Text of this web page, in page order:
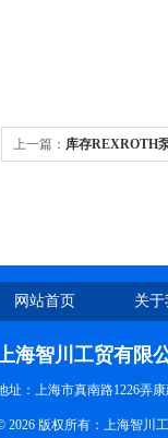
上一篇： 库存REXROTH
网站首页 关
海智川工贸有限
址：上海市真南路1226弄
2026 版权所有：上海智川